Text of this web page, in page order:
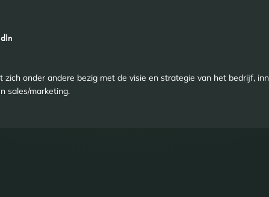
zich onder andere bezig met de visie en strategie van het bedrijf,
sales/marketing.